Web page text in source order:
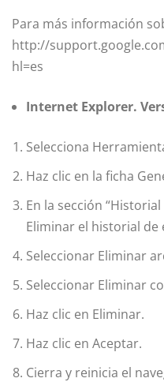
Para más información
http://
hl=es
Internet Explorer.
Selecciona
Haz clic en la ficha
En la sección
Eliminar el historial de
Seleccionar Eliminar
Seleccionar Eliminar
Haz clic en Eliminar.
Haz clic en Aceptar.
Cierra y reinicia el